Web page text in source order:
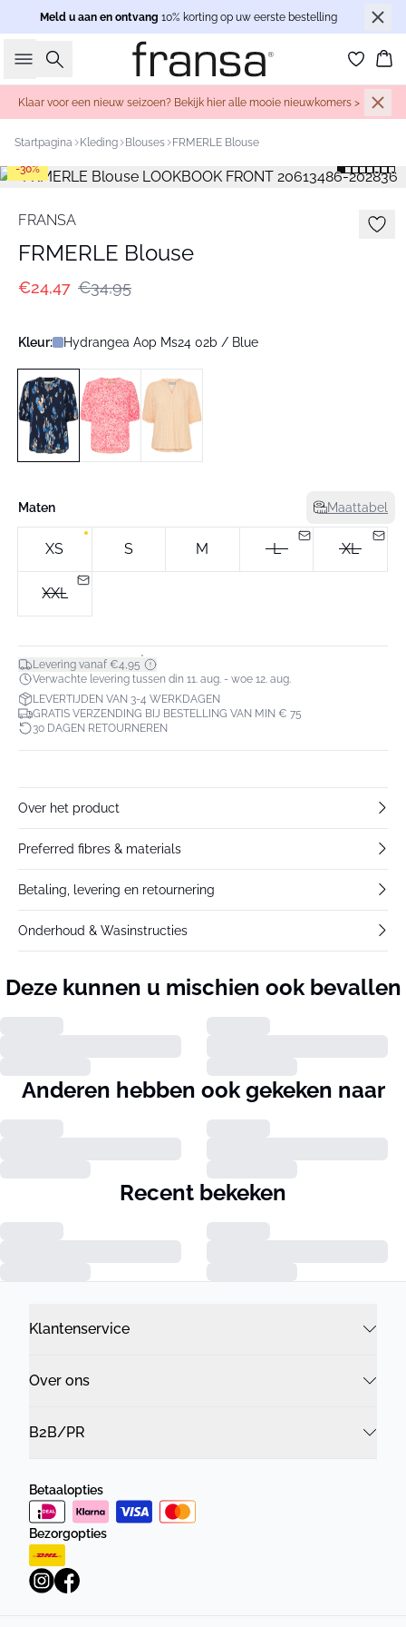
Meld u aan en ontvang 10% korting op uw eerste bestelling
Zoeken
Klaar voor een nieuw seizoen? Bekijk hier alle mooie nieuwkomers >
Startpagina Kleding Blouses FRMERLE Blouse
-30%
FRANSA
FRMERLE Blouse
€24,47 €34,95
Kleur: Hydrangea Aop Ms24 02b / Blue
Maten Maattabel
XS S M L XL
XXL
Levering vanaf €4,95*
Verwachte levering tussen din 11. aug. - woe 12. aug.
LEVERTIJDEN VAN 3-4 WERKDAGEN
GRATIS VERZENDING BIJ BESTELLING VAN MIN € 75
30 DAGEN RETOURNEREN
Over het product
Preferred fibres & materials
Betaling, levering en retournering
Onderhoud & Wasinstructies
Deze kunnen u mischien ook bevallen
Anderen hebben ook gekeken naar
Recent bekeken
Klantenservice
Over ons
B2B/PR
Betaalopties
Bezorgopties